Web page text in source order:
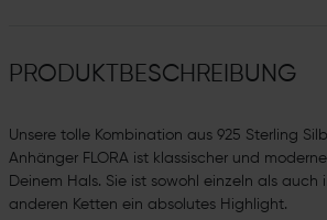
PRODUKTBESCHREIBUNG
Unsere tolle Kombination aus 925 Sterling
Anhänger FLORA ist klassischer und
Deinem Hals. Sie ist sowohl einzeln als auch
anderen Ketten ein absolutes Highlight.